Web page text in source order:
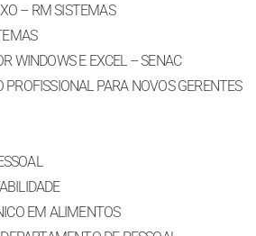
– RM SISTEMAS
WINDOWS E EXCEL – SENAC
PARA NOVOS GERENTES
EM ALIMENTOS